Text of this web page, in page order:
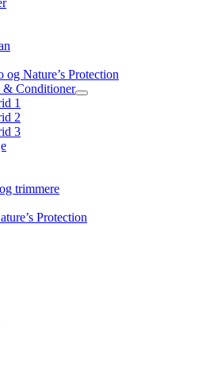
og Nature’s Protection
& Conditioner
1
2
3
trimmere
Protection